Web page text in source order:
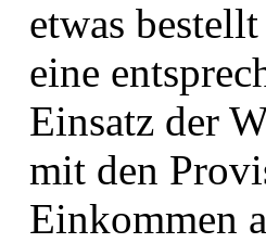
etwas
eine
Einsatz der
mit den
Einkommen